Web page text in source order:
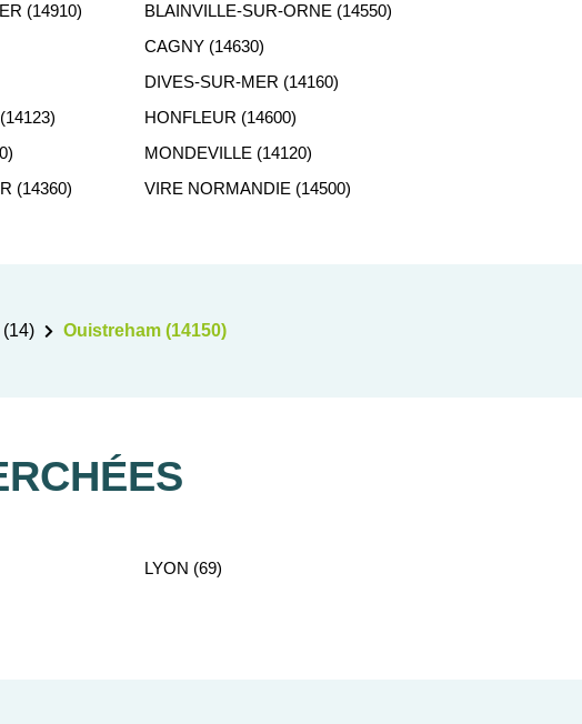
(14910)
BLAINVILLE-SUR-ORNE (14550)
CAGNY (14630)
DIVES-SUR-MER (14160)
HONFLEUR (14600)
MONDEVILLE (14120)
(14360) VIRE NORMANDIE (14500)
Ouistreham (14150)
LYON (69)